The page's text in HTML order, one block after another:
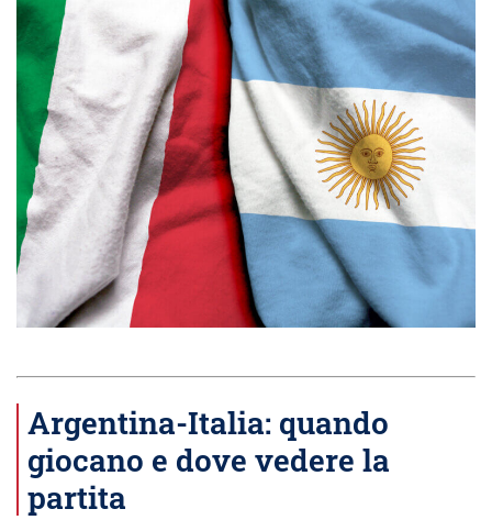
Argentina-Italia: quando
giocano e dove vedere la
partita